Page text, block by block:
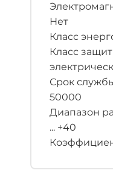
Нет
Класс
Класс
Срок
50000
Диапазон
... +40